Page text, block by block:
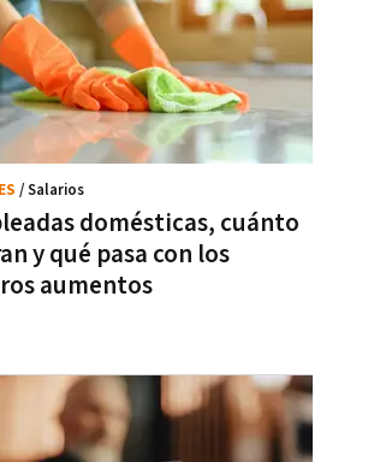
domésticas, cuánto
y qué pasa con los
aumentos
/ Salarios